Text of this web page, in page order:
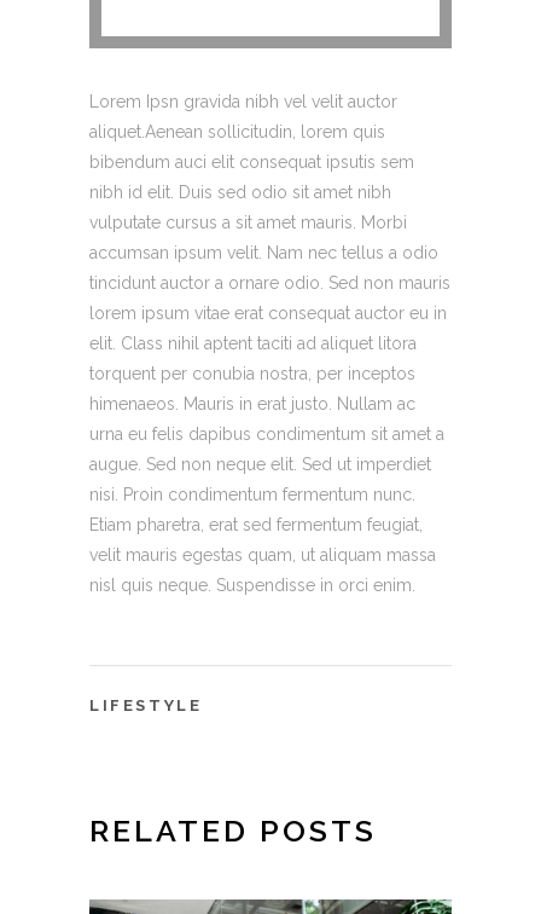
Lorem Ipsn gravida nibh vel velit auctor
aliquet.Aenean sollicitudin, lorem quis
bibendum auci elit consequat ipsutis sem
nibh id elit. Duis sed odio sit amet nibh
vulputate cursus a sit amet mauris. Morbi
accumsan ipsum velit. Nam nec tellus a odio
tincidunt auctor a ornare odio. Sed non mauris
lorem ipsum vitae erat consequat auctor eu in
elit. Class nihil aptent taciti ad aliquet litora
torquent per conubia nostra, per inceptos
himenaeos. Mauris in erat justo. Nullam ac
urna eu felis dapibus condimentum sit amet a
augue. Sed non neque elit. Sed ut imperdiet
nisi. Proin condimentum fermentum nunc.
Etiam pharetra, erat sed fermentum feugiat,
velit mauris egestas quam, ut aliquam massa
nisl quis neque. Suspendisse in orci enim.
LIFESTYLE
RELATED POSTS